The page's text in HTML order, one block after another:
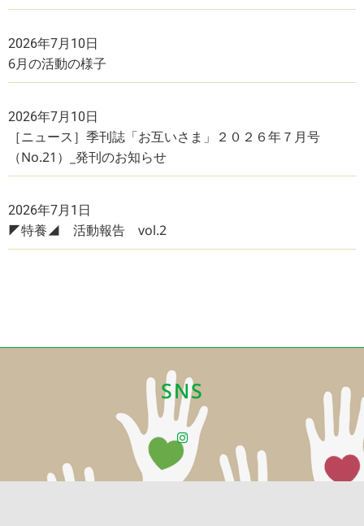
2026年7月10日
6月の活動の様子
2026年7月10日
［ニュース］季刊誌「お互いさま」２０２６年７月号
（No.21）_発刊のお知らせ
2026年7月1日
◤特養◢ 活動報告 vol.2
SNS